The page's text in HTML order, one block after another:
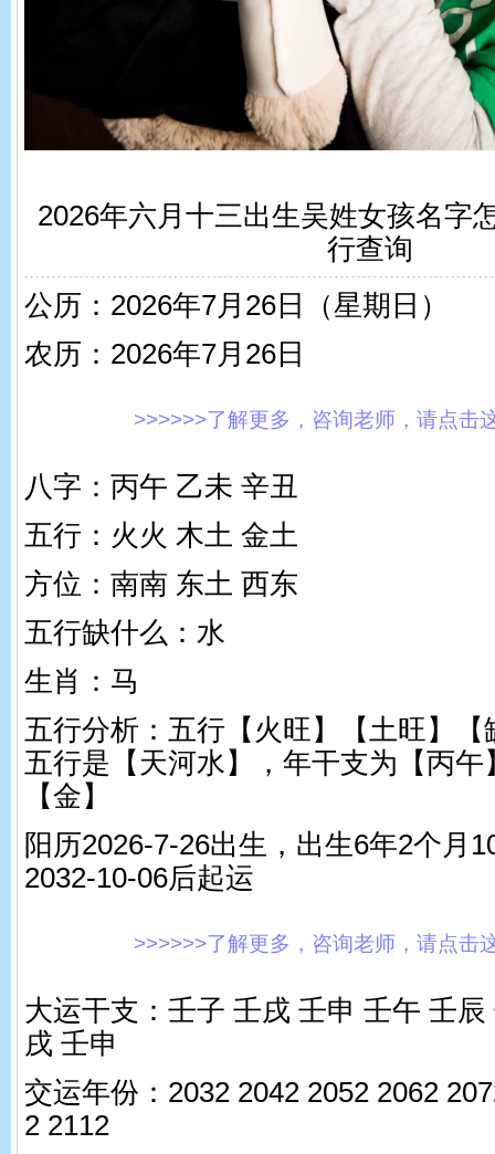
2026年六月十三出生吴姓女孩名字
行查询
公历：2026年7月26日（星期日）
农历：2026年7月26日
>>>>>>了解更多，咨询老师，请点击
八字：丙午 乙未 辛丑
五行：火火 木土 金土
方位：南南 东土 西东
五行缺什么：水
生肖：马
五行分析：五行【火旺】【土旺】
五行是【天河水】，年干支为【丙午
【金】
阳历2026-7-26出生，出生6年2个月
2032-10-06后起运
>>>>>>了解更多，咨询老师，请点击
大运干支：壬子 壬戌 壬申 壬午 壬
戌 壬申
交运年份：2032 2042 2052 2062
2 2112